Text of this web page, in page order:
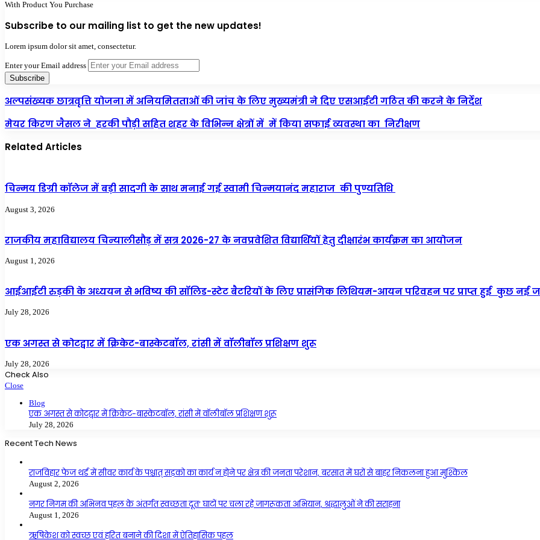
With Product You Purchase
Subscribe to our mailing list to get the new updates!
Lorem ipsum dolor sit amet, consectetur.
Enter your Email address
अल्पसंख्यक छात्रवृत्ति योजना में अनियमितताओं की जांच के लिए मुख्यमंत्री ने दिए एसआईटी गठित की करने के निर्देश
मेयर किरण जैसल ने हरकी पौड़ी सहित शहर के विभिन्न क्षेत्रों में में किया सफाई व्यवस्था का निरीक्षण
Related Articles
चिन्मय डिग्री कॉलेज में बड़ी सादगी के साथ मनाई गई स्वामी चिन्मयानंद महाराज की पुण्यतिथि
August 3, 2026
राजकीय महाविद्यालय चिन्यालीसौड़ में सत्र 2026-27 के नवप्रवेशित विद्यार्थियों हेतु दीक्षारंभ कार्यक्रम का आयोजन
August 1, 2026
आईआईटी रुड़की के अध्ययन से भविष्य की सॉलिड-स्टेट बैटरियों के लिए प्रासंगिक लिथियम-आयन परिवहन पर प्राप्त हुई कुछ नई
July 28, 2026
एक अगस्त से कोटद्वार में क्रिकेट-बास्केटबॉल, रांसी में वॉलीबॉल प्रशिक्षण शुरू
July 28, 2026
Check Also
Close
Blog
एक अगस्त से कोटद्वार में क्रिकेट-बास्केटबॉल, रांसी में वॉलीबॉल प्रशिक्षण शुरू
July 28, 2026
Recent Tech News
राजविहार फेज थर्ड में सीवर कार्य के पश्चात् सड़को का कार्य न होने पर क्षेत्र की जनता परेशान, बरसात में घरों से बाहर निकलना हुआ मुश्किल
August 2, 2026
नगर निगम की अभिनव पहल के अंतर्गत स्वच्छता दूत’ घाटों पर चला रहे जागरूकता अभियान, श्रद्धालुओं ने की सराहना
August 1, 2026
ऋषिकेश को स्वच्छ एवं हरित बनाने की दिशा में ऐतिहासिक पहल